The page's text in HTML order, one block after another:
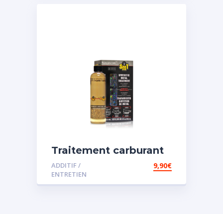
Traitement carburant
spécial essence
ADDITIF /
ENTRETIEN
9,90€